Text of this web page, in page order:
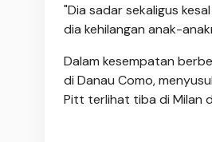
"Dia sadar sekaligus
dia kehilangan anak-
Dalam kesempatan
di Danau Como,
Pitt terlihat tiba di Milan